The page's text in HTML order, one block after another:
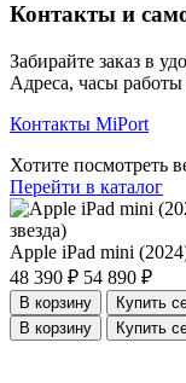
Контакты и
Забирайте заказ в
Адреса, часы
Контакты MiPort
Хотите посмотреть
Перейти в каталог
Apple iPad mini
48 390 ₽ 54 890 ₽
В корзину
Купить
В корзину
Купить